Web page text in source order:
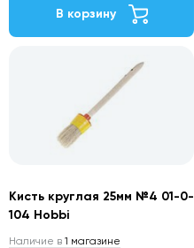
В корзину
Кисть круглая 25мм №4 01-0-
104 Hobbi
Наличие в 1 магазине